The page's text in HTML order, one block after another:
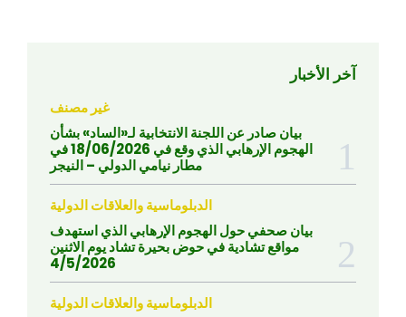
آخر الأخبار
غير مصنف
بيان صادر عن اللجنة الانتخابية لـ«الساد» بشأن
الهجوم الإرهابي الذي وقع في 18/06/2026 في
مطار نيامي الدولي – النيجر
الدبلوماسية والعلاقات الدولية
بيان صحفي حول الهجوم الإرهابي الذي استهدف
مواقع تشادية في حوض بحيرة تشاد يوم الاثنين
4/5/2026
الدبلوماسية والعلاقات الدولية